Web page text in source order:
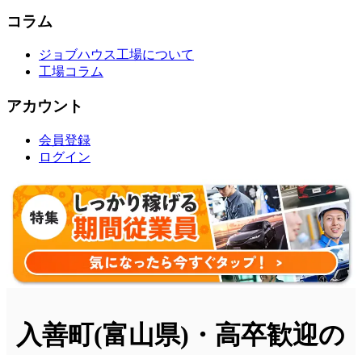
コラム
ジョブハウス工場について
工場コラム
アカウント
会員登録
ログイン
入善町(富山県)・高卒歓迎の